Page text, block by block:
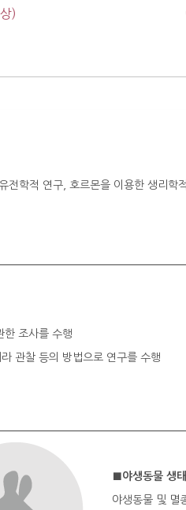
)
전학적 연구, 호르몬을 이용한 생리
한 조사를 수행
관찰 등의 방법으로 연구를 수행
■야생동물 생
야생동물 및 멸